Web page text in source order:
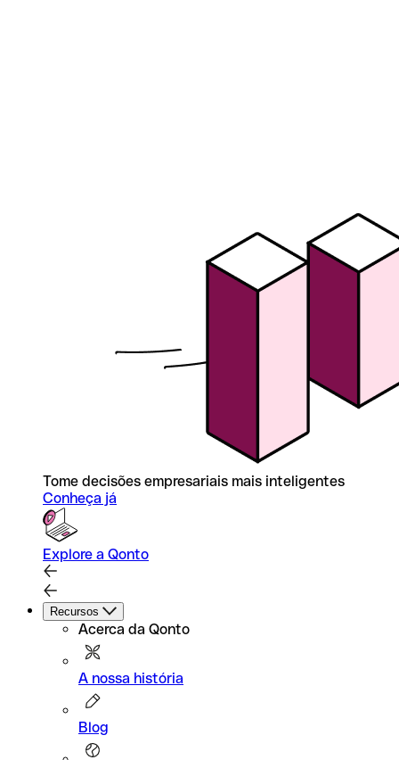
Tome decisões empresariais mais inteligentes
Conheça já
Explore a Qonto
Recursos
Acerca da Qonto
A nossa história
Blog